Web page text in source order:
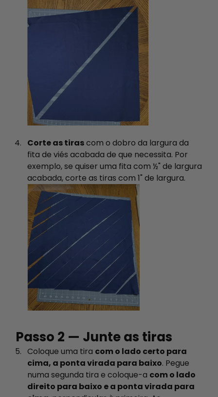
Corte as tirascom o dobro da largura da
fita de viés acabada de que necessita. Por
exemplo, se quiser uma fita com ½" de largura
acabada, corte as tiras com 1" de largura.
Passo 2 — Junte as tiras
Coloque uma tira com o lado certo para
cima, a ponta virada para baixo. Pegue
numa segunda tira e coloque-a com o lado
direito para baixo e a ponta virada para